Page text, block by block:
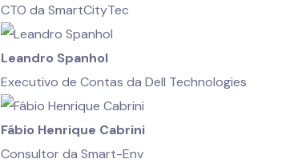
CTO da SmartCityTec
Leandro Spanhol
Executivo de Contas da Dell Technologies
Fábio Henrique Cabrini
Consultor da Smart-Env